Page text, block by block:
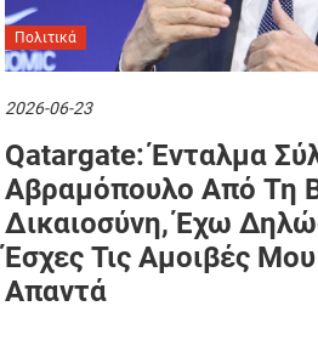
Πολιτικά
2026-06-23
Qatargate: Ένταλμα
Αβραμόπουλο Από Τη
Δικαιοσύνη, Έχω
Έσχες Τις Αμοιβές
Απαντά